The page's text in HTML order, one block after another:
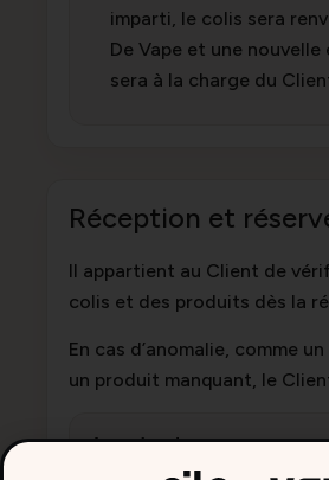
imparti, le colis sera
De Vape et une
sera à la charge du
Réception et
Il appartient au Client de
colis et des produits dès la
En cas d’anomalie, comme
un produit manquant, le
Auprès du transporteur